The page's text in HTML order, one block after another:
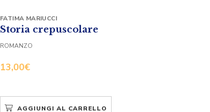
Storia crepuscolare
13,00€
FATIMA MARIUCCI
ROMANZO
AGGIUNGI AL CARRELLO